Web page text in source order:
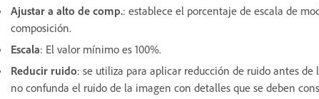
Ajustar a alto de comp.: establece el porcentaje de escala de
composición.
Escala: El valor mínimo es 100%.
Reducir ruido: se utiliza para aplicar reducción de ruido antes
no confunda el ruido de la imagen con detalles que se deben